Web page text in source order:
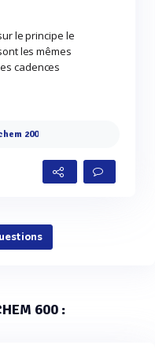
le principe le
les mêmes
cadences
200
600 :